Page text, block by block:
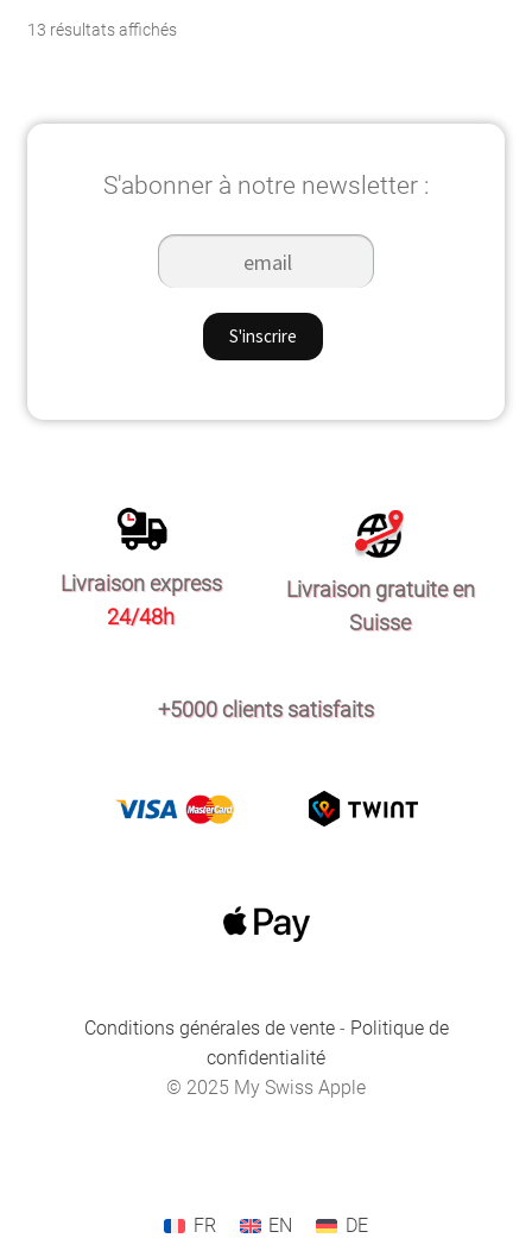
13 résultats affichésTrié
S'abonner à notre newsletter :
Livraison express
24/48h
Livraison gratuite en
Suisse
+5000 clients satisfaits
Conditions générales de vente- Politique de
confidentialité
© 2025 My Swiss Apple
FR EN DE